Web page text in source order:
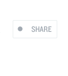
SHARE